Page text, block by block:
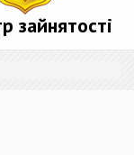
зайнятості